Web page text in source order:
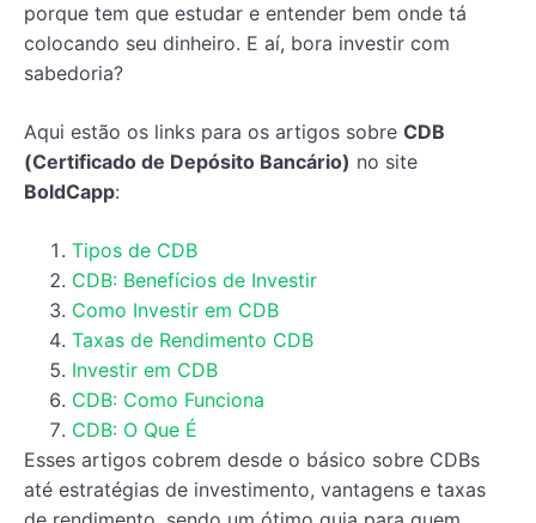
porque tem que estudar e entender bem onde tá
colocando seu dinheiro. E aí, bora investir com
sabedoria?
Aqui estão os links para os artigos sobre CDB
(Certificado de Depósito Bancário) no site
BoldCapp:
Tipos de CDB
CDB: Benefícios de Investir
Como Investir em CDB
Taxas de Rendimento CDB
Investir em CDB
CDB: Como Funciona
CDB: O Que É
Esses artigos cobrem desde o básico sobre CDBs
até estratégias de investimento, vantagens e taxas